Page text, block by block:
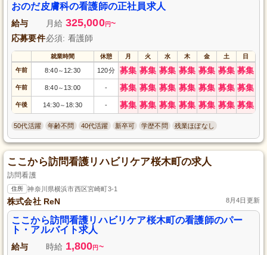
おのだ皮膚科の看護師の正社員求人
給与 月給 325,000円~
応募要件必須: 看護師
就業時間 休憩 月 火 水 木 金 土 日
午前 8:40～ 12:30 120分 募集 募集 募集 募集 募集 募集 募集
午前 8:40～ 13:00 - 募集 募集 募集 募集 募集 募集 募集
午後 14:30～ 18:30 - 募集 募集 募集 募集 募集 募集 募集
50代活躍 年齢不問 40代活躍 新卒可 学歴不問 残業ほぼなし
ここから訪問看護リハビリケア桜木町の求人
訪問看護
住所 神奈川県横浜市西区宮崎町3-1
株式会社 ReN 8月4日更新
ここから訪問看護リハビリケア桜木町の看護師のパー
ト・アルバイト求人
給与 時給 1,800円 ~